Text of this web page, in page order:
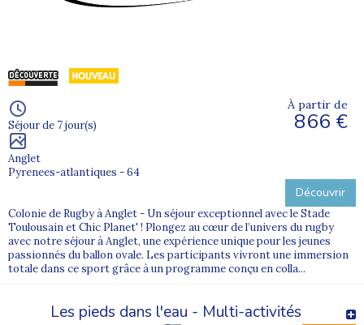
Séjour de 7 jour(s)
Anglet
Pyrenees-atlantiques - 64
À partir de
866 €
Découvrir
Colonie de Rugby à Anglet - Un séjour exceptionnel avec le Stade
Toulousain et Chic Planet' ! Plongez au cœur de l’univers du rugby
avec notre séjour à Anglet, une expérience unique pour les jeunes
passionnés du ballon ovale. Les participants vivront une immersion
totale dans ce sport grâce à un programme conçu en colla...
Les pieds dans l'eau - Multi-activités